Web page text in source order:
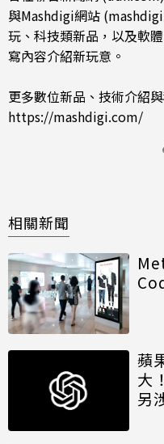
與Mashdigi網站
玩、科技類新品，以及軟
寫內容介紹新玩意。
更多數位新品、技術介紹
https://mashdigi.com/
相關新聞
蘋
大
另